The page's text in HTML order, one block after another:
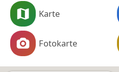
Karte
Fotokarte